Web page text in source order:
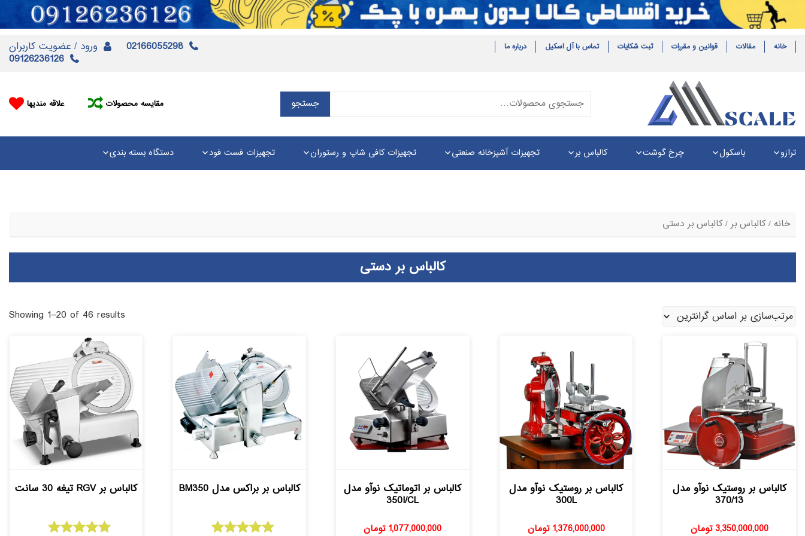
خانه مقالات قوانین و مقررات ثبت شکایات تماس با آل اسکیل درباره ما ورود / عضویت کاربران 02166055298
09126236126
جستجو
برای:
جستجو علاقه مندیها مقایسه محصولات
ترازو باسکول چرخ گوشت کالباس بر تجهیزات آشپزخانه صنعتی تجهیزات کافی شاپ و رستوران تجهیزات فست فود دستگاه بسته بندی
خانه /کالباس بر/ کالباس بر دستی
کالباس بر دستی
Showing 1–20 of 46 results
کالباس بر روستیک نوآو مدل
370/13
3,350,000,000 تومان
کالباس بر روستیک نوآو مدل
300L
1,376,000,000 تومان
کالباس بر اتوماتیک نوآو مدل
350I/CL
1,077,000,000 تومان
کالباس بر براکس مدل BM350 کالباس بر RGV تیغه 30 سانت